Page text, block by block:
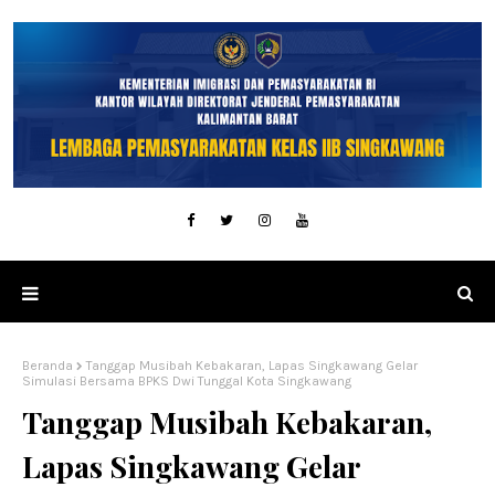
Beranda
Tanggap Musibah Kebakaran, Lapas Singkawang Gelar
Simulasi Bersama BPKS Dwi Tunggal Kota Singkawang
Tanggap Musibah Kebakaran,
Lapas Singkawang Gelar